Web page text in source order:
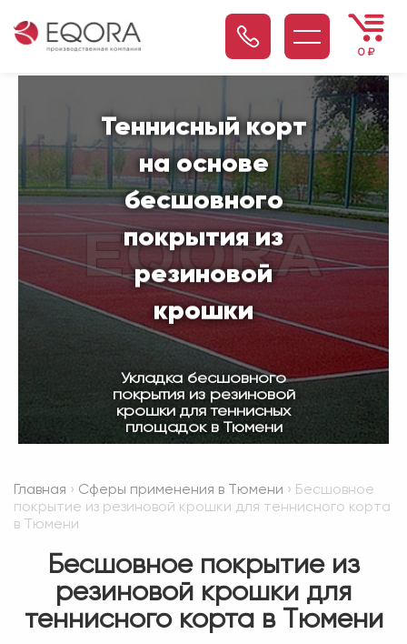
0 ₽
Теннисный корт
на основе
бесшовного
покрытия из
резиновой
крошки
Укладка бесшовного
покрытия из резиновой
крошки для теннисных
площадок в Тюмени
Главная › Сферы применения в Тюмени › Бесшовное
покрытие из резиновой крошки для теннисного корта
в Тюмени
Бесшовное покрытие из
резиновой крошки для
теннисного корта в Тюмени